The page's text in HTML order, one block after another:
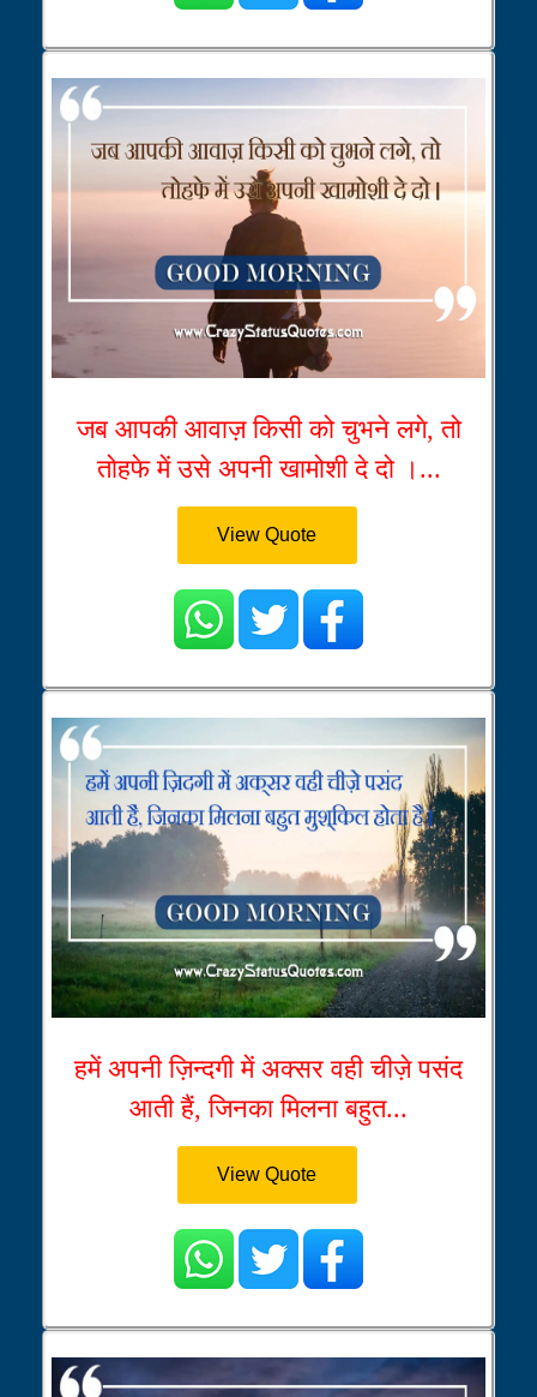
जब आपकी आवाज़ किसी को चुभने लगे, तो
तोहफे में उसे अपनी खामोशी दे दो ।...
View Quote
हमें अपनी ज़िन्दगी में अक्सर वही चीज़े पसंद
आती हैं, जिनका मिलना बहुत...
View Quote